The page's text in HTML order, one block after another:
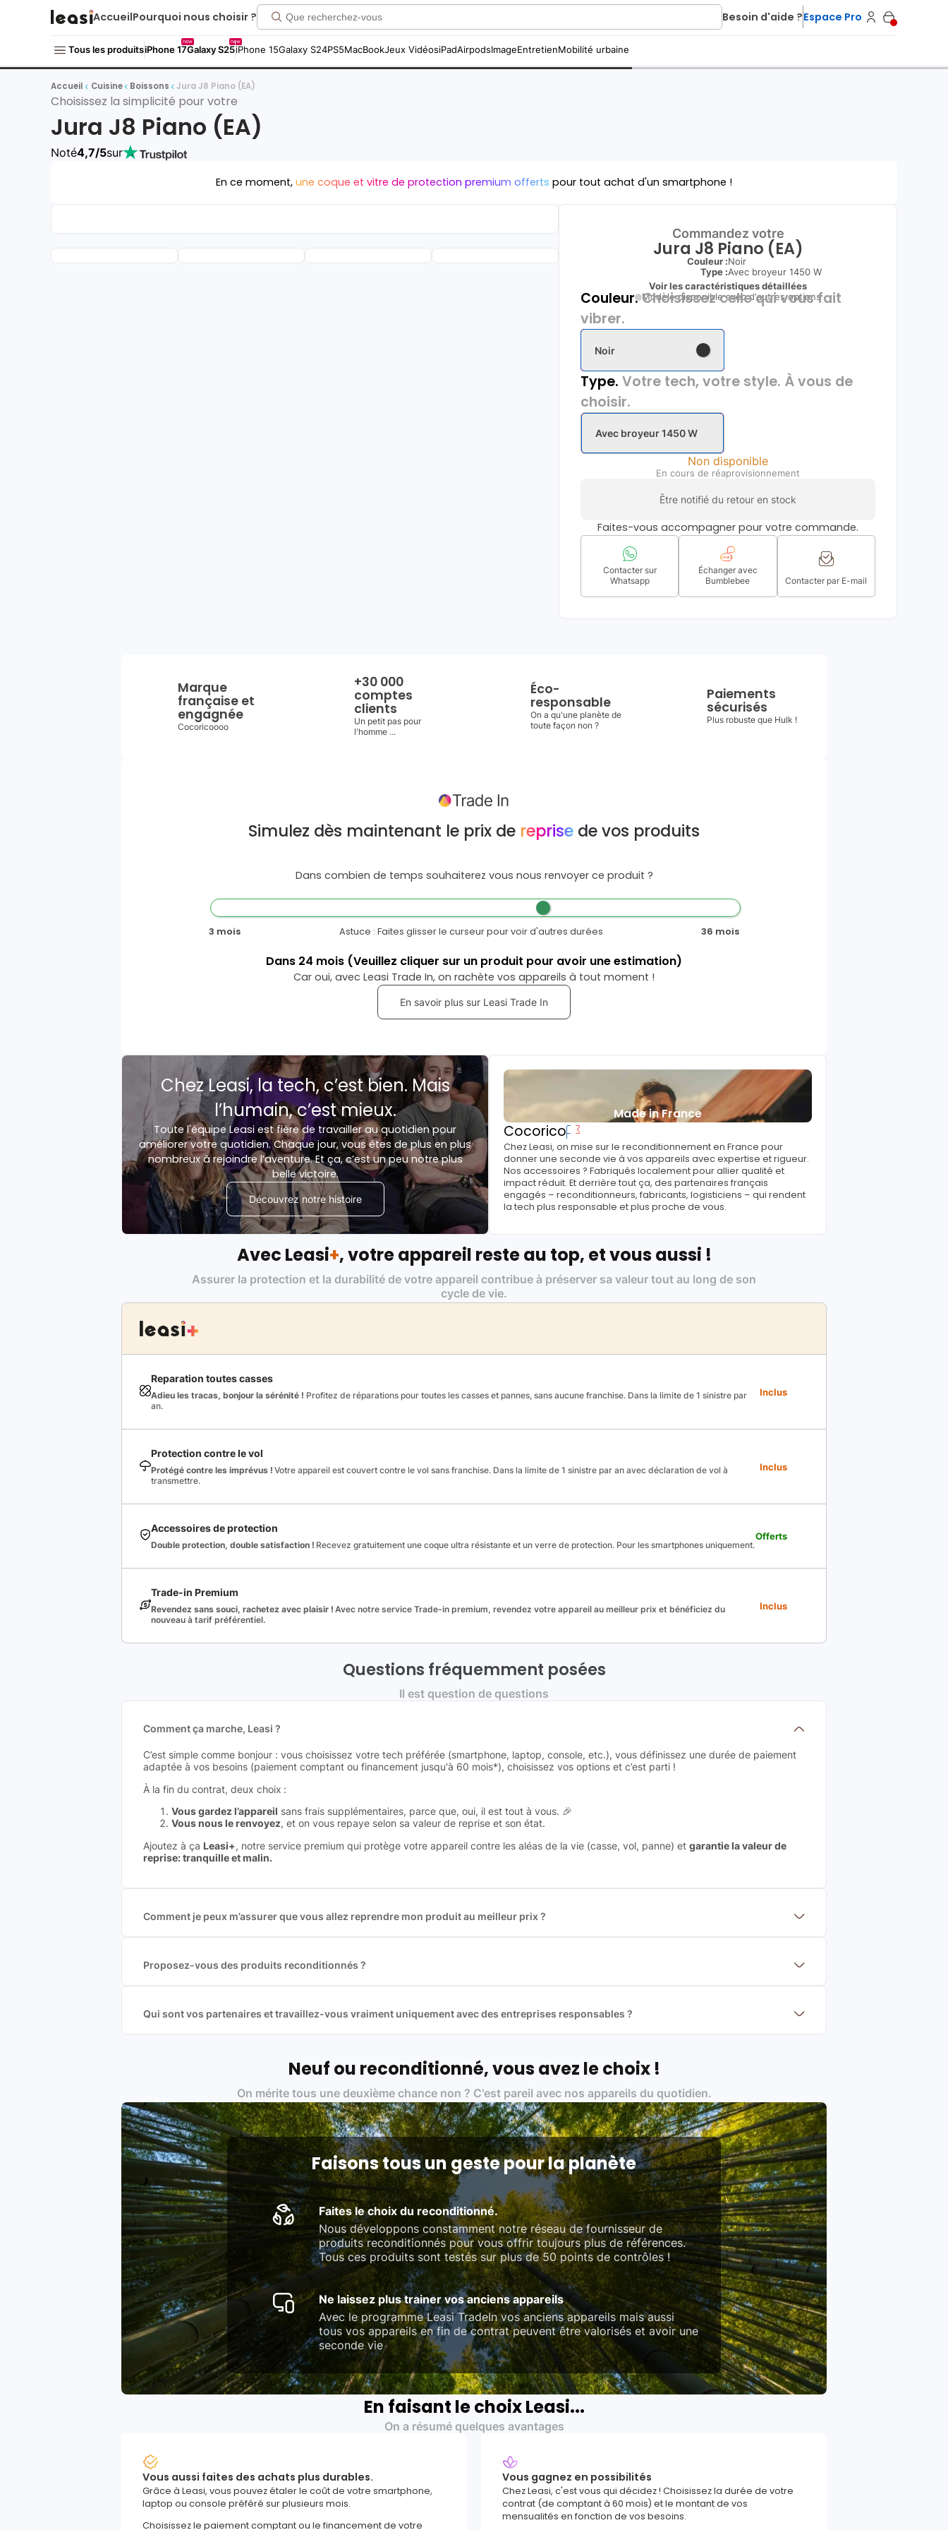
AccueilPourquoi nous choisir ? Besoin d'aide ?Espace Pro
Tous les produitsiPhone 17
new
Galaxy S25
new
iPhone 15Galaxy S24PS5MacBookJeux VidéosiPadAirpodsImageEntretienMobilité urbaine
Accueil Cuisine Boissons Jura J8 Piano (EA)
Choisissez la simplicité pour votre
Jura J8 Piano (EA)
Noté4,7/5sur
En ce moment, une coque et vitre de protection premium offerts pour tout achat d'un smartphone !
Commandez votre
Jura J8 Piano (EA)
Couleur :Noir
Type :Avec broyeur 1450 W
Voir les caractéristiques détaillées
Modèle disponible avec d'autres options
Couleur.Choisissez celle qui vous fait
vibrer.
Noir
Type. Votre tech, votre style. À vous de
choisir.
Avec broyeur 1450 W
Non disponible
En cours de réaprovisionnement
Être notifié du retour en stock
Faites-vous accompagner pour votre commande.
Contacter sur
Whatsapp
Échanger avec
Bumblebee
Contacter par E-mail
Marque
française et
engagnée
Cocoricoooo
+30 000
comptes
clients
Un petit pas pour
l'homme ...
Éco-
responsable
On a qu'une planète de
toute façon non ?
Paiements
sécurisés
Plus robuste que Hulk !
Simulez dès maintenant le prix de reprise de vos produits
Dans combien de temps souhaiterez vous nous renvoyer ce produit ?
3 mois Astuce : Faites glisser le curseur pour voir d'autres durées 36 mois
Dans 24 mois (Veuillez cliquer sur un produit pour avoir une estimation)
Car oui, avec Leasi Trade In, on rachète vos appareils à tout moment !
En savoir plus sur Leasi Trade In
Chez Leasi, la tech, c’est bien. Mais
l’humain, c’est mieux.
Toute l'équipe Leasi est fière de travailler au quotidien pour
améliorer votre quotidien. Chaque jour, vous êtes de plus en plus
nombreux à rejoindre l’aventure. Et ça, c’est un peu notre plus
belle victoire.
Découvrez notre histoire
Made in France
Cocorico
Chez Leasi, on mise sur le reconditionnement en France pour
donner une seconde vie à vos appareils avec expertise et rigueur.
Nos accessoires ? Fabriqués localement pour allier qualité et
impact réduit. Et derrière tout ça, des partenaires français
engagés – reconditionneurs, fabricants, logisticiens – qui rendent
la tech plus responsable et plus proche de vous.
Avec Leasi+, votre appareil reste au top, et vous aussi !
Assurer la protection et la durabilité de votre appareil contribue à préserver sa valeur tout au long de son
cycle de vie.
Reparation toutes casses
Adieu les tracas, bonjour la sérénité ! Profitez de réparations pour toutes les casses et pannes, sans aucune franchise. Dans la limite de 1 sinistre par
an.
Inclus
Protection contre le vol
Protégé contre les imprévus ! Votre appareil est couvert contre le vol sans franchise. Dans la limite de 1 sinistre par an avec déclaration de vol à
transmettre.
Inclus
Accessoires de protection
Double protection, double satisfaction ! Recevez gratuitement une coque ultra résistante et un verre de protection. Pour les smartphones uniquement.
Offerts
Trade-in Premium
Revendez sans souci, rachetez avec plaisir ! Avec notre service Trade-in premium, revendez votre appareil au meilleur prix et bénéficiez du
nouveau à tarif préférentiel.
Inclus
Questions fréquemment posées
Il est question de questions
Comment ça marche, Leasi ?
C’est simple comme bonjour : vous choisissez votre tech préférée (smartphone, laptop, console, etc.), vous définissez une durée de paiement
adaptée à vos besoins (paiement comptant ou financement jusqu'à 60 mois*), choisissez vos options et c’est parti !
À la fin du contrat, deux choix :
Vous gardez l’appareil sans frais supplémentaires, parce que, oui, il est tout à vous. 🎉
Vous nous le renvoyez, et on vous repaye selon sa valeur de reprise et son état.
Ajoutez à ça Leasi+, notre service premium qui protège votre appareil contre les aléas de la vie (casse, vol, panne) et garantie la valeur de
reprise: tranquille et malin.
Comment je peux m’assurer que vous allez reprendre mon produit au meilleur prix ?
Proposez-vous des produits reconditionnés ?
Qui sont vos partenaires et travaillez-vous vraiment uniquement avec des entreprises responsables ?
Labels environnementaux & qualité de nos partenaires :
Produits testés et vérifiés selon des standards rigoureux (80 à 100 points de contrôle en fonction des produits)
Respect des normes RAEE, RoHS, et du référentiel QualiRepar (bonus réparation)
Neuf ou reconditionné, vous avez le choix !
On mérite tous une deuxième chance non ? C'est pareil avec nos appareils du quotidien.
Faisons tous un geste pour la planète
Faites le choix du reconditionné.
Nous développons constamment notre réseau de fournisseur de
produits reconditionnés pour vous offrir toujours plus de références.
Tous ces produits sont testés sur plus de 50 points de contrôles !
Ne laissez plus trainer vos anciens appareils
Avec le programme Leasi TradeIn vos anciens appareils mais aussi
tous vos appareils en fin de contrat peuvent être valorisés et avoir une
seconde vie
En faisant le choix Leasi...
On a résumé quelques avantages
Vous aussi faites des achats plus durables.
Grâce à Leasi, vous pouvez étaler le coût de votre smartphone,
laptop ou console préféré sur plusieurs mois.
Choisissez le paiement comptant ou le financement de votre
Vous gagnez en possibilités
Chez Leasi, c'est vous qui décidez ! Choisissez la durée de votre
contrat (de comptant à 60 mois) et le montant de vos
mensualités en fonction de vos besoins.